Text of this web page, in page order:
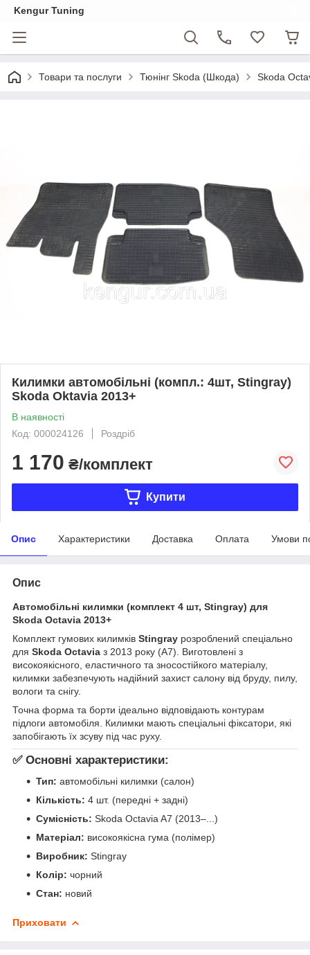
Kengur Tuning
Товари та послуги Тюнінг Skoda (Шкода) Skoda
Килимки автомобільні (компл.: 4шт, Stingray)
Skoda Oktavia 2013+
В наявності
Код: 000024126
Роздріб
1 170 ₴/комплект
Купити
Опис Характеристики Доставка Оплата Умови
Опис
Автомобільні килимки (комплект 4 шт, Stingray) для
Skoda Octavia 2013+
Комплект гумових килимків Stingray розроблений спеціально
для Skoda Octavia з 2013 року (A7). Виготовлені з
високоякісного, еластичного та зносостійкого матеріалу,
килимки забезпечують надійний захист салону від бруду, пилу,
вологи та снігу.
Точна форма та борти ідеально відповідають контурам
підлоги автомобіля. Килимки мають спеціальні фіксатори, які
запобігають їх зсуву під час руху.
✅ Основні характеристики:
Тип: автомобільні килимки (салон)
Кількість: 4 шт. (передні + задні)
Сумісність: Skoda Octavia A7 (2013–...)
Матеріал: високоякісна гума (полімер)
Виробник: Stingray
Колір: чорний
Стан: новий
Приховати